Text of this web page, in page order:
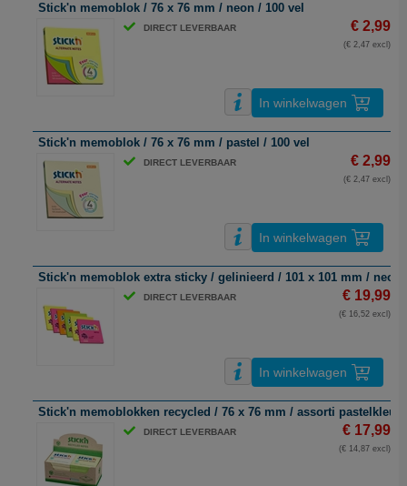
Stick'n memoblok / 76 x 76 mm / neon / 100 vel
DIRECT LEVERBAAR € 2,99
(€ 2,47 excl)
In winkelwagen
Stick'n memoblok / 76 x 76 mm / pastel / 100 vel
DIRECT LEVERBAAR € 2,99
(€ 2,47 excl)
In winkelwagen
Stick'n memoblok extra sticky / gelinieerd / 101 x 101 mm / neon
DIRECT LEVERBAAR € 19,99
(€ 16,52 excl)
In winkelwagen
Stick'n memoblokken recycled / 76 x 76 mm / assorti
DIRECT LEVERBAAR € 17,99
(€ 14,87 excl)